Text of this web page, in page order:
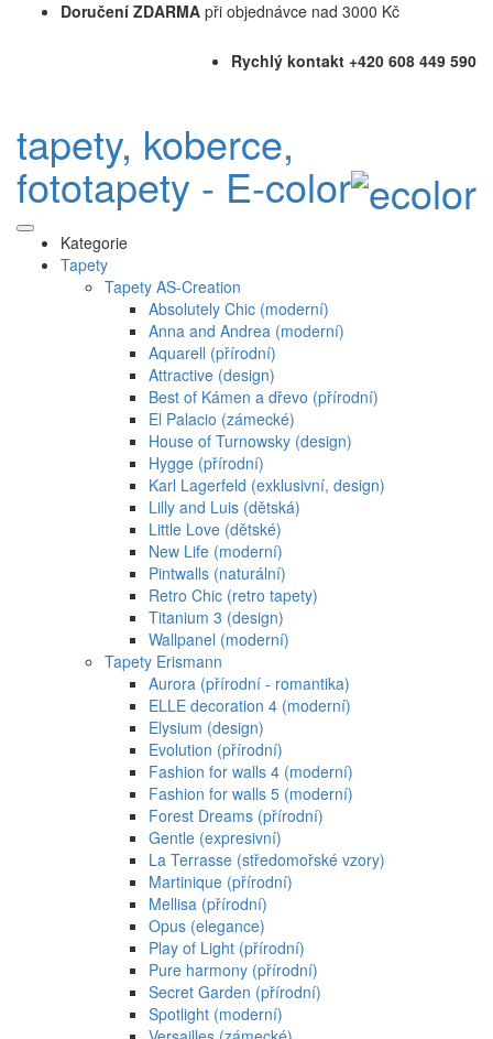
Doručení ZDARMA při objednávce nad 3000 Kč
Rychlý kontakt +420 608 449 590
tapety, koberce,
fototapety - E-color
Kategorie
Tapety
Tapety AS-Creation
Absolutely Chic (moderní)
Anna and Andrea (moderní)
Aquarell (přírodní)
Attractive (design)
Best of Kámen a dřevo (přírodní)
El Palacio (zámecké)
House of Turnowsky (design)
Hygge (přírodní)
Karl Lagerfeld (exklusivní, design)
Lilly and Luis (dětská)
Little Love (dětské)
New Life (moderní)
Pintwalls (naturální)
Retro Chic (retro tapety)
Titanium 3 (design)
Wallpanel (moderní)
Tapety Erismann
Aurora (přírodní - romantika)
ELLE decoration 4 (moderní)
Elysium (design)
Evolution (přírodní)
Fashion for walls 4 (moderní)
Fashion for walls 5 (moderní)
Forest Dreams (přírodní)
Gentle (expresivní)
La Terrasse (středomořské vzory)
Martinique (přírodní)
Mellisa (přírodní)
Opus (elegance)
Play of Light (přírodní)
Pure harmony (přírodní)
Secret Garden (přírodní)
Spotlight (moderní)